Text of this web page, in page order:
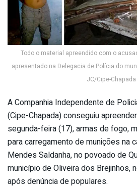
Todo o material apreendido com o
apresentado na Delegacia de Polícia do
JC/Cipe-Chapada
A Companhia Independente de
(Cipe-Chapada) conseguiu
segunda-feira (17), armas de fogo,
para carregamento de munições na
Mendes Saldanha, no povoado de
município de Oliveira dos Brejinhos,
após denúncia de populares.